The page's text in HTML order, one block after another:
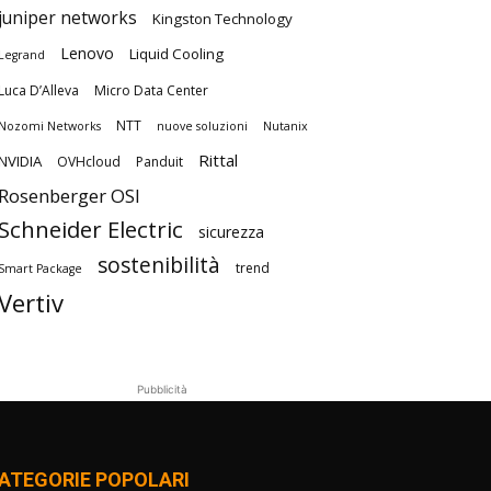
juniper networks Kingston Technology
Legrand Lenovo Liquid Cooling
Luca D’Alleva Micro Data Center
Nozomi Networks NTT nuove soluzioni Nutanix
OVHcloud Panduit Rittal
Rosenberger OSI
Schneider Electric sicurezza
Smart Package sostenibilità trend
Pubblicità
POPOLARI